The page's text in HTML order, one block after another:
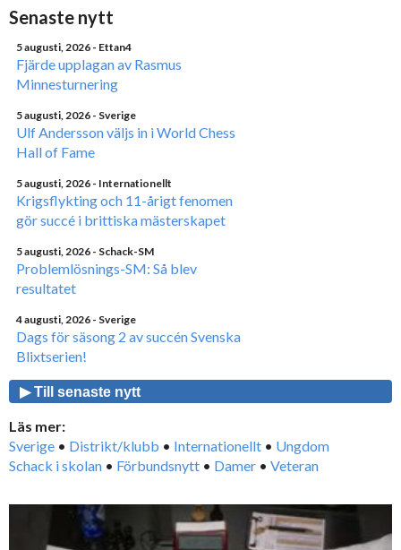
Senaste nytt
5 augusti, 2026 - Ettan4
Fjärde upplagan av Rasmus
Minnesturnering
5 augusti, 2026 - Sverige
Ulf Andersson väljs in i World Chess
Hall of Fame
5 augusti, 2026 - Internationellt
Krigsflykting och 11-årigt fenomen
gör succé i brittiska mästerskapet
5 augusti, 2026 - Schack-SM
Problemlösnings-SM: Så blev
resultatet
4 augusti, 2026 - Sverige
Dags för säsong 2 av succén Svenska
Blixtserien!
▶ Till senaste nytt
Läs mer:
Sverige • Distrikt/klubb • Internationellt • Ungdom
Schack i skolan • Förbundsnytt • Damer • Veteran